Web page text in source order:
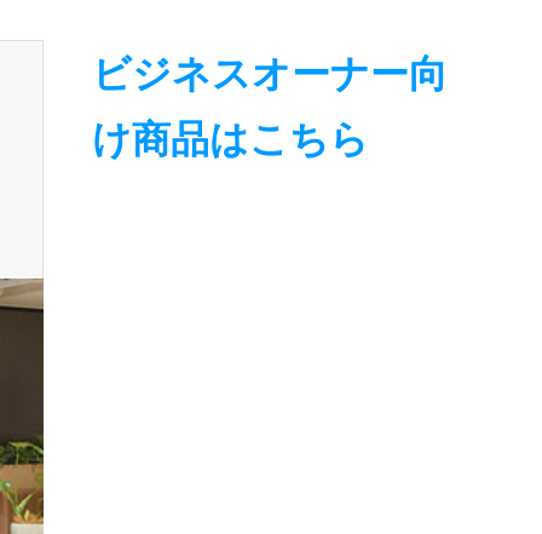
ビジネスオーナー向
け商品はこちら